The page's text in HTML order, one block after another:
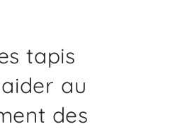
tapis
au
des